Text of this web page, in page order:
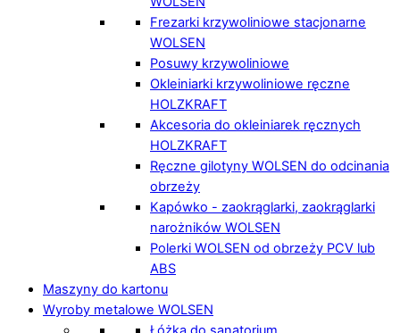
Frezarki krzywoliniowe stacjonarne
WOLSEN
Posuwy krzywoliniowe
Okleiniarki krzywoliniowe ręczne
HOLZKRAFT
Akcesoria do okleiniarek ręcznych
HOLZKRAFT
Ręczne gilotyny WOLSEN do odcinania
obrzeży
Kapówko - zaokrąglarki, zaokrąglarki
narożników WOLSEN
Polerki WOLSEN od obrzeży PCV lub
ABS
Maszyny do kartonu
Wyroby metalowe WOLSEN